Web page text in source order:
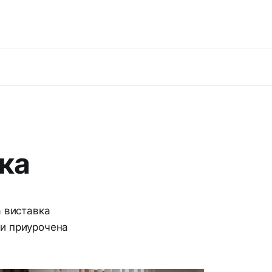
виставка
приурочена